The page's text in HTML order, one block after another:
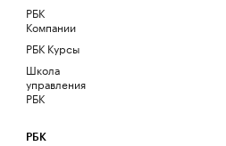
РБК
Компании
РБК Курсы
Школа
управления
РБК
РБК